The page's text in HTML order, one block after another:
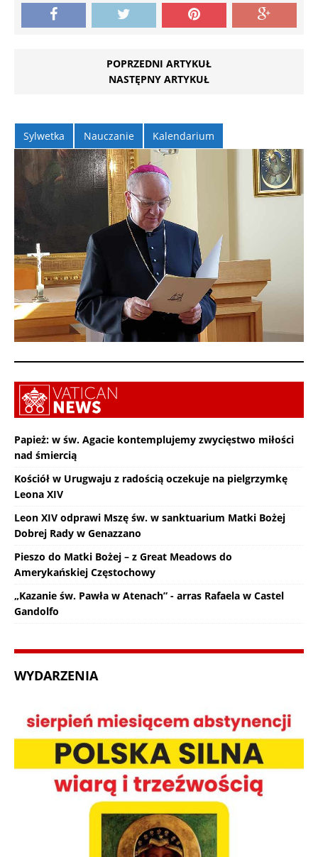
POPRZEDNI ARTYKUŁ
NASTĘPNY ARTYKUŁ
Sylwetka Nauczanie Kalendarium
Papież: w św. Agacie kontemplujemy zwycięstwo miłości
nad śmiercią
Kościół w Urugwaju z radością oczekuje na pielgrzymkę
Leona XIV
Leon XIV odprawi Mszę św. w sanktuarium Matki Bożej
Dobrej Rady w Genazzano
Pieszo do Matki Bożej – z Great Meadows do
Amerykańskiej Częstochowy
„Kazanie św. Pawła w Atenach” - arras Rafaela w Castel
Gandolfo
WYDARZENIA